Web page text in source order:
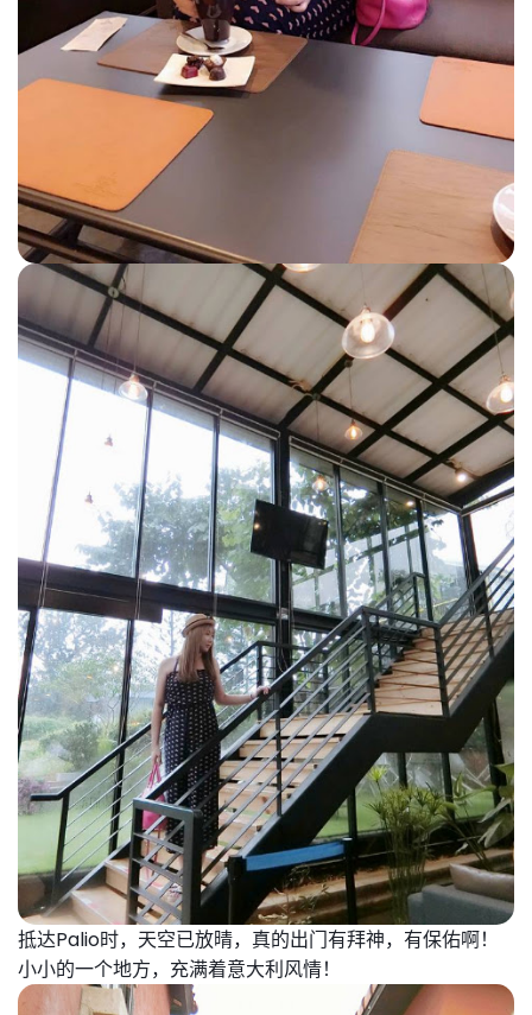
抵达Palio时，天空已放晴，真的出门有拜神，有保佑啊！
小小的一个地方，充满着意大利风情！